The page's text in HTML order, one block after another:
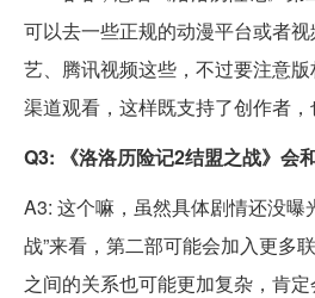
可以去一些正规的动漫平台或者
艺、腾讯视频这些，不过要注意
渠道观看，这样既支持了创作者，
Q3: 《洛洛历险记2结盟之战》会
A3: 这个嘛，虽然具体剧情还没曝
战”来看，第二部可能会加入更多
之间的关系也可能更加复杂，肯